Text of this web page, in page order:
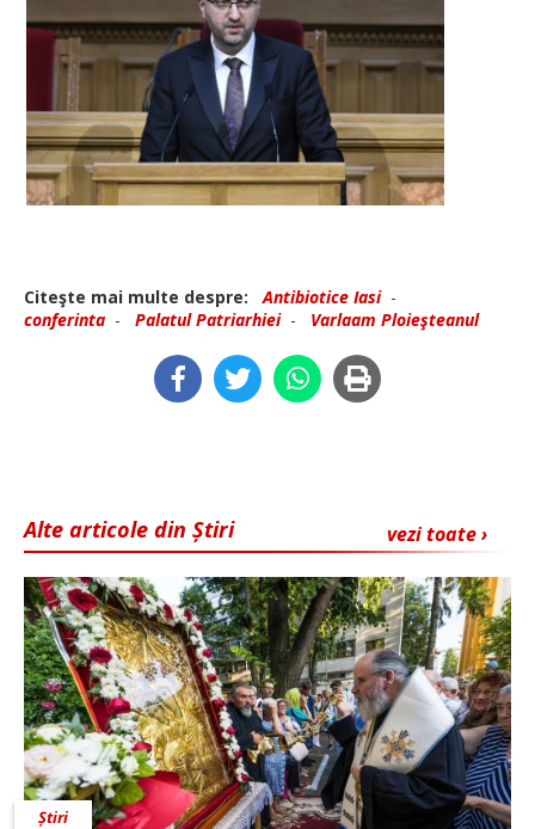
Citeşte mai multe despre: Antibiotice Iasi-
conferinta - Palatul Patriarhiei- Varlaam Ploieşteanul
vezi toate ›
Alte articole din Știri
Știri